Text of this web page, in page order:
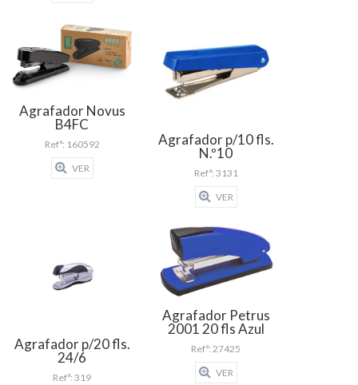
Agrafador Novus
B4FC
Refª: 160592
VER
Agrafador p/10 fls.
N.º10
Refª: 3131
VER
Agrafador p/20 fls.
24/6
Refª: 319
Agrafador Petrus
2001 20 fls Azul
Refª: 27425
VER